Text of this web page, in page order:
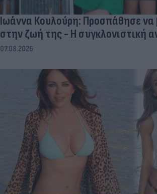
Ιωάννα Κουλούρη: Προσπάθησε να
στην ζωή της - Η συγκλονιστική
07.08.2026